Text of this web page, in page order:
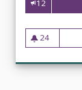
12
24
24